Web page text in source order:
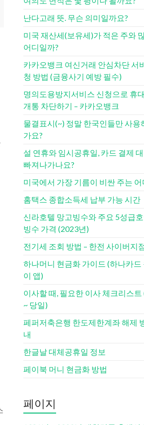
난다고래 뜻. 무슨 의미일까요?
미국 재산세(보유세)가 적은 주와
어디일까?
카카오뱅크 여신거래 안심차단 서
청 방법 (금융사기 예방 필수)
명의도용방지서비스 신청으로 휴
개통 차단하기 – 카카오뱅크
물결표시(~) 정말 한국인들만 사용
가요?
설 연휴와 임시공휴일, 카드 결제
빠져나가나요?
미국에서 가장 기름이 비싼 주는 어
홈택스 종합소득세 납부 가능 시간
신라호텔 망고빙수와 주요 5성급
빙수 가격 (2023년)
전기세 조회 방법 – 한전 사이버지
하나머니 현금화 가이드 (하나카드
이 앱)
이사할 때, 필요한 이사 체크리스트
~ 당일)
페퍼저축은행 한도제한계좌 해제
내
한글날 대체공휴일 정보
페이북 머니 현금화 방법
페이지